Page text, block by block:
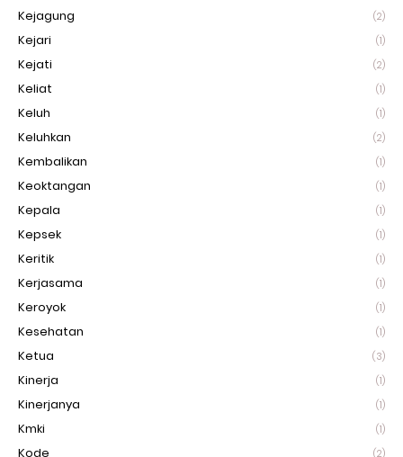
Kejagung (2)
Kejari (1)
Kejati (2)
Keliat (1)
Keluh (1)
Keluhkan (2)
Kembalikan (1)
Keoktangan (1)
Kepala (1)
Kepsek (1)
Keritik (1)
Kerjasama (1)
Keroyok (1)
Kesehatan (1)
Ketua (3)
Kinerja (1)
Kinerjanya (1)
Kmki (1)
Kode (2)